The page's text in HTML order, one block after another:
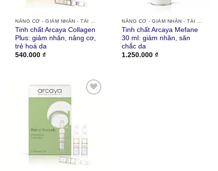
Tinh chất Arcaya Collagen
Plus: giảm nhăn, nâng cơ,
trẻ hoá da
540.000₫
Tinh chất Arcaya Mefane
30 ml: giảm nhăn, săn
chắc da
1.250.000₫